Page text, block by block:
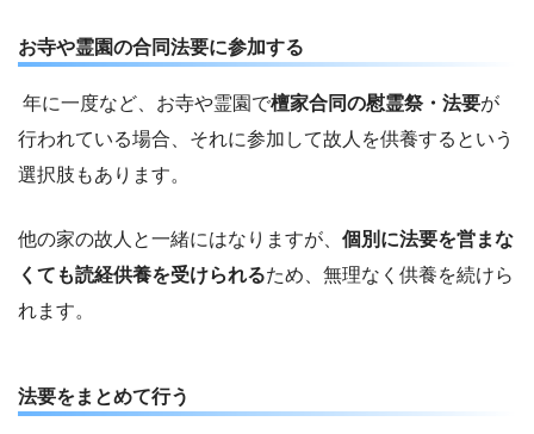
お寺や霊園の合同法要に参加する
年に一度など、お寺や霊園で檀家合同の慰霊祭・法要が
行われている場合、それに参加して故人を供養するという
選択肢もあります。
他の家の故人と一緒にはなりますが、 個別に法要を営まな
くても読経供養を受けられるため、無理なく供養を続けら
れます。
法要をまとめて行う